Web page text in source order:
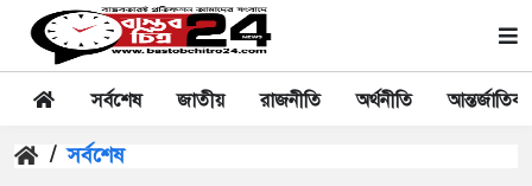
সর্বশেষ জাতীয় রাজনীতি অর্থনীতি আন্তর্জাতিক
/ সর্বশেষ